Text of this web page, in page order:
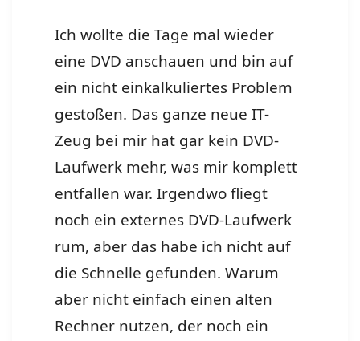
Ich wollte die Tage mal wieder
eine DVD anschauen und bin auf
ein nicht einkalkuliertes Problem
gestoßen. Das ganze neue IT-
Zeug bei mir hat gar kein DVD-
Laufwerk mehr, was mir komplett
entfallen war. Irgendwo fliegt
noch ein externes DVD-Laufwerk
rum, aber das habe ich nicht auf
die Schnelle gefunden. Warum
aber nicht einfach einen alten
Rechner nutzen, der noch ein